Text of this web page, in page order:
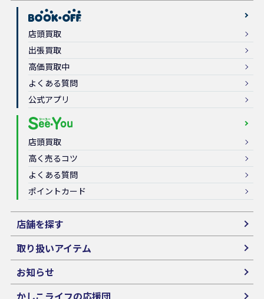
店頭買取
出張買取
高価買取中
よくある質問
公式アプリ
店頭買取
高く売るコツ
よくある質問
ポイントカード
店舗を探す
取り扱いアイテム
お知らせ
かしこライフの応援団